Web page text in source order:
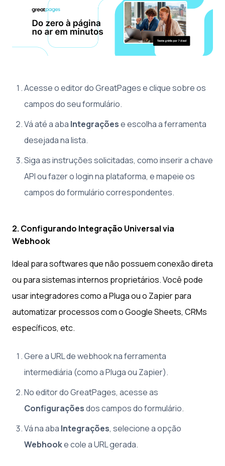
Acesse o editor do GreatPages e clique sobre os
campos do seu formulário.
Vá até a aba Integraçõese escolha a ferramenta
desejada na lista.
Siga as instruções solicitadas, como inserir a chave
API ou fazer o login na plataforma, e mapeie os
campos do formulário correspondentes.
2. Configurando Integração Universal via
Webhook
Ideal para softwares que não possuem conexão direta
ou para sistemas internos proprietários. Você pode
usar integradores como a Pluga ou o Zapier para
automatizar processos com o Google Sheets, CRMs
específicos, etc.
Gere a URL de webhook na ferramenta
intermediária (como a Pluga ou Zapier).
No editor do GreatPages, acesse as
Configuraçõesdos campos do formulário.
Vá na aba Integrações, selecione a opção
Webhooke cole a URL gerada.